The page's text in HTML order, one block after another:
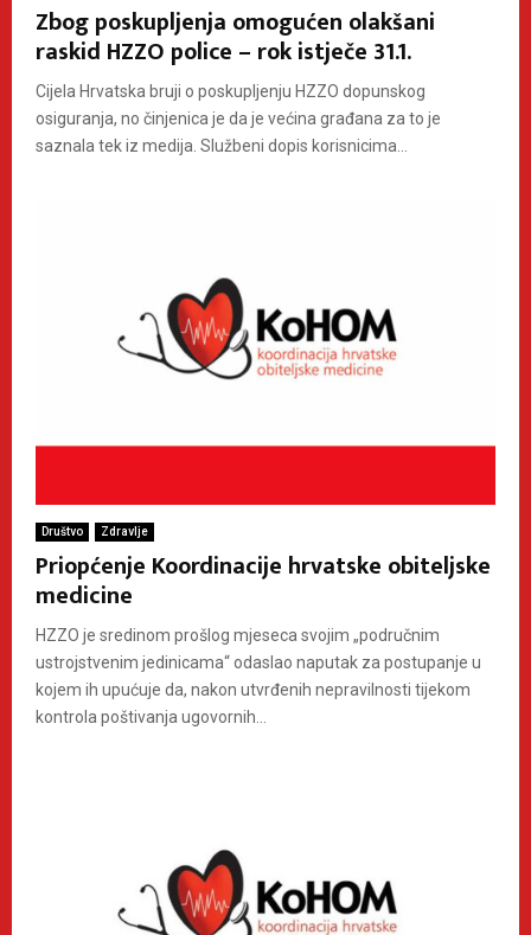
Zbog poskupljenja omogućen olakšani
raskid HZZO police – rok istječe 31.1.
Cijela Hrvatska bruji o poskupljenju HZZO dopunskog
osiguranja, no činjenica je da je većina građana za to je
saznala tek iz medija. Službeni dopis korisnicima...
Društvo Zdravlje
Priopćenje Koordinacije hrvatske obiteljske
medicine
HZZO je sredinom prošlog mjeseca svojim „područnim
ustrojstvenim jedinicama“ odaslao naputak za postupanje u
kojem ih upućuje da, nakon utvrđenih nepravilnosti tijekom
kontrola poštivanja ugovornih...